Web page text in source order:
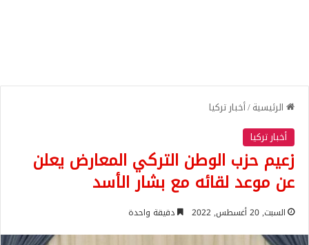
الرئيسية/أخبار تركيا
أخبار تركيا
زعيم حزب الوطن التركي المعارض يعلن
عن موعد لقائه مع بشار الأسد
السبت, 20 أغسطس, 2022 دقيقة واحدة